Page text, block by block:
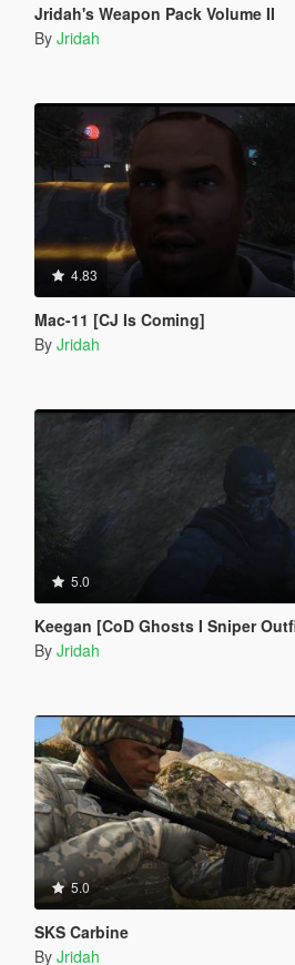
Jridah's Weapon Pack Volume II
By Jridah
4.83
Mac-11 [CJ Is Coming]
By Jridah
5.0
Keegan [CoD Ghosts I Sniper
By Jridah
5.0
SKS Carbine
By Jridah